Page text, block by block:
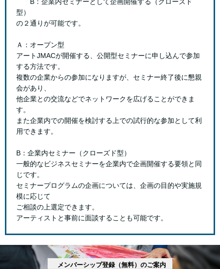
型）
の２通りが可能です。
Ａ：オープン型
アートJMACが開催する、公開型セミナーに申し込んで参加
する方法です。
複数の企業からの参加になりますが、セミナー終了後に懇親
会があり、
他企業との交流などでネットワークを広げることができま
す。
また企業内での開催を検討する上での試行的な参加として利
用できます。
B：企業内セミナー（クローズド型）
一般的なビジネスセミナーを企業内で企画開催する要領と同
じです。
セミナープログラムの企画については、企画の目的や実施規
模に応じて
ご相談の上選定できます。
アーティストと事前に面談することも可能です。
メンバーシップ登録（無料）のご案内